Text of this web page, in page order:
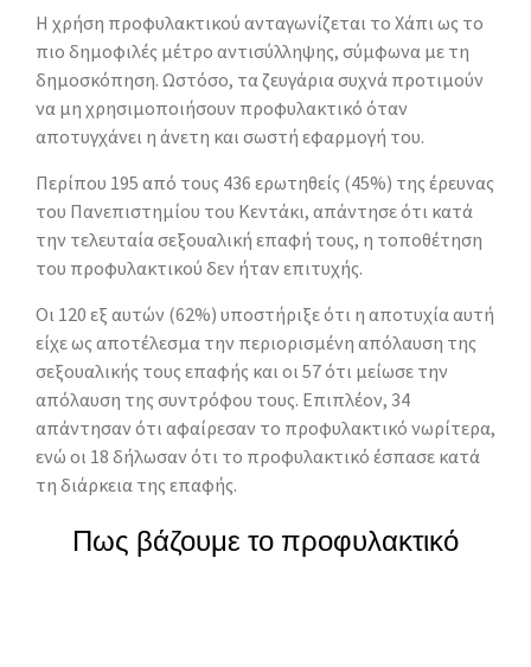
Η χρήση προφυλακτικού ανταγωνίζεται το Χάπι ως το
πιο δημοφιλές μέτρο αντισύλληψης, σύμφωνα με τη
δημοσκόπηση. Ωστόσο, τα ζευγάρια συχνά προτιμούν
να μη χρησιμοποιήσουν προφυλακτικό όταν
αποτυγχάνει η άνετη και σωστή εφαρμογή του.
Περίπου 195 από τους 436 ερωτηθείς (45%) της έρευνας
του Πανεπιστημίου του Κεντάκι, απάντησε ότι κατά
την τελευταία σεξουαλική επαφή τους, η τοποθέτηση
του προφυλακτικού δεν ήταν επιτυχής.
Οι 120 εξ αυτών (62%) υποστήριξε ότι η αποτυχία αυτή
είχε ως αποτέλεσμα την περιορισμένη απόλαυση της
σεξουαλικής τους επαφής και οι 57 ότι μείωσε την
απόλαυση της συντρόφου τους. Επιπλέον, 34
απάντησαν ότι αφαίρεσαν το προφυλακτικό νωρίτερα,
ενώ οι 18 δήλωσαν ότι το προφυλακτικό έσπασε κατά
τη διάρκεια της επαφής.
Πως βάζουμε το προφυλακτικό